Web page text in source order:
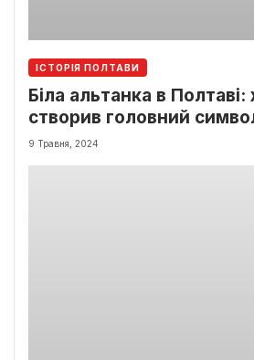
ІСТОРІЯ ПОЛТАВИ
Біла альтанка в Полтаві:
створив головний
9 Травня, 2024